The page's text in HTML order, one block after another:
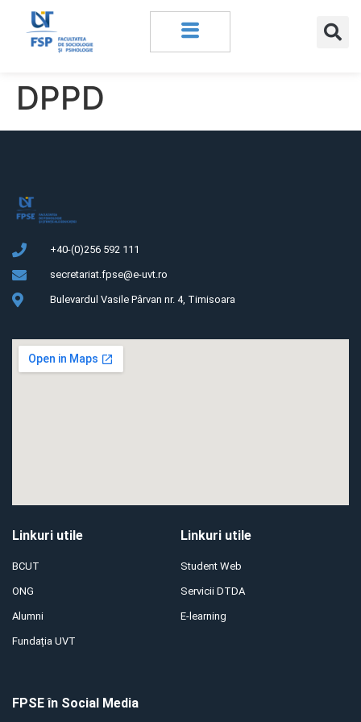
DPPD
+40-(0)256 592 111
secretariat.fpse@e-uvt.ro
Bulevardul Vasile Pârvan nr. 4, Timisoara
Linkuri utile
BCUT
ONG
Alumni
Fundația UVT
Linkuri utile
Student Web
Servicii DTDA
E-learning
FPSE în Social Media